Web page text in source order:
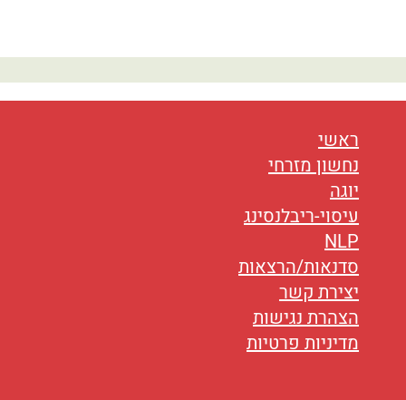
בריאות
תזונה
טיפולים
עיסוי
ראשי
נחשון מזרחי
יוגה
עיסוי-ריבלנסינג
NLP
סדנאות/הרצאות
יצירת קשר
הצהרת נגישות
מדיניות פרטיות